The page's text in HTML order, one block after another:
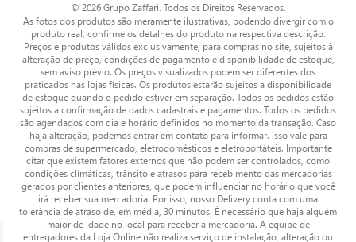
© 2026 Grupo Zaffari. Todos os Direitos Reservados.
As fotos dos produtos são meramente ilustrativas, podendo divergir com o
produto real, confirme os detalhes do produto na respectiva descrição.
Preços e produtos válidos exclusivamente, para compras no site, sujeitos à
alteração de preço, condições de pagamento e disponibilidade de estoque,
sem aviso prévio. Os preços visualizados podem ser diferentes dos
praticados nas lojas físicas. Os produtos estarão sujeitos a disponibilidade
de estoque quando o pedido estiver em separação. Todos os pedidos estão
sujeitos a confirmação de dados cadastrais e pagamentos. Todos os pedidos
são agendados com dia e horário definidos no momento da transação. Caso
haja alteração, podemos entrar em contato para informar. Isso vale para
compras de supermercado, eletrodomésticos e eletroportáteis. Importante
citar que existem fatores externos que não podem ser controlados, como
condições climáticas, trânsito e atrasos para recebimento das mercadorias
gerados por clientes anteriores, que podem influenciar no horário que você
irá receber sua mercadoria. Por isso, nosso Delivery conta com uma
tolerância de atraso de, em média, 30 minutos. É necessário que haja alguém
maior de idade no local para receber a mercadoria. A equipe de
entregadores da Loja Online não realiza serviço de instalação, alteração ou